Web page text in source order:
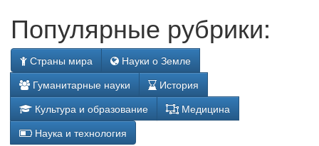
Популярные рубрики:
Страны мира
Науки о Земле
Гуманитарные науки
История
Культура и образование
Медицина
Наука и технология